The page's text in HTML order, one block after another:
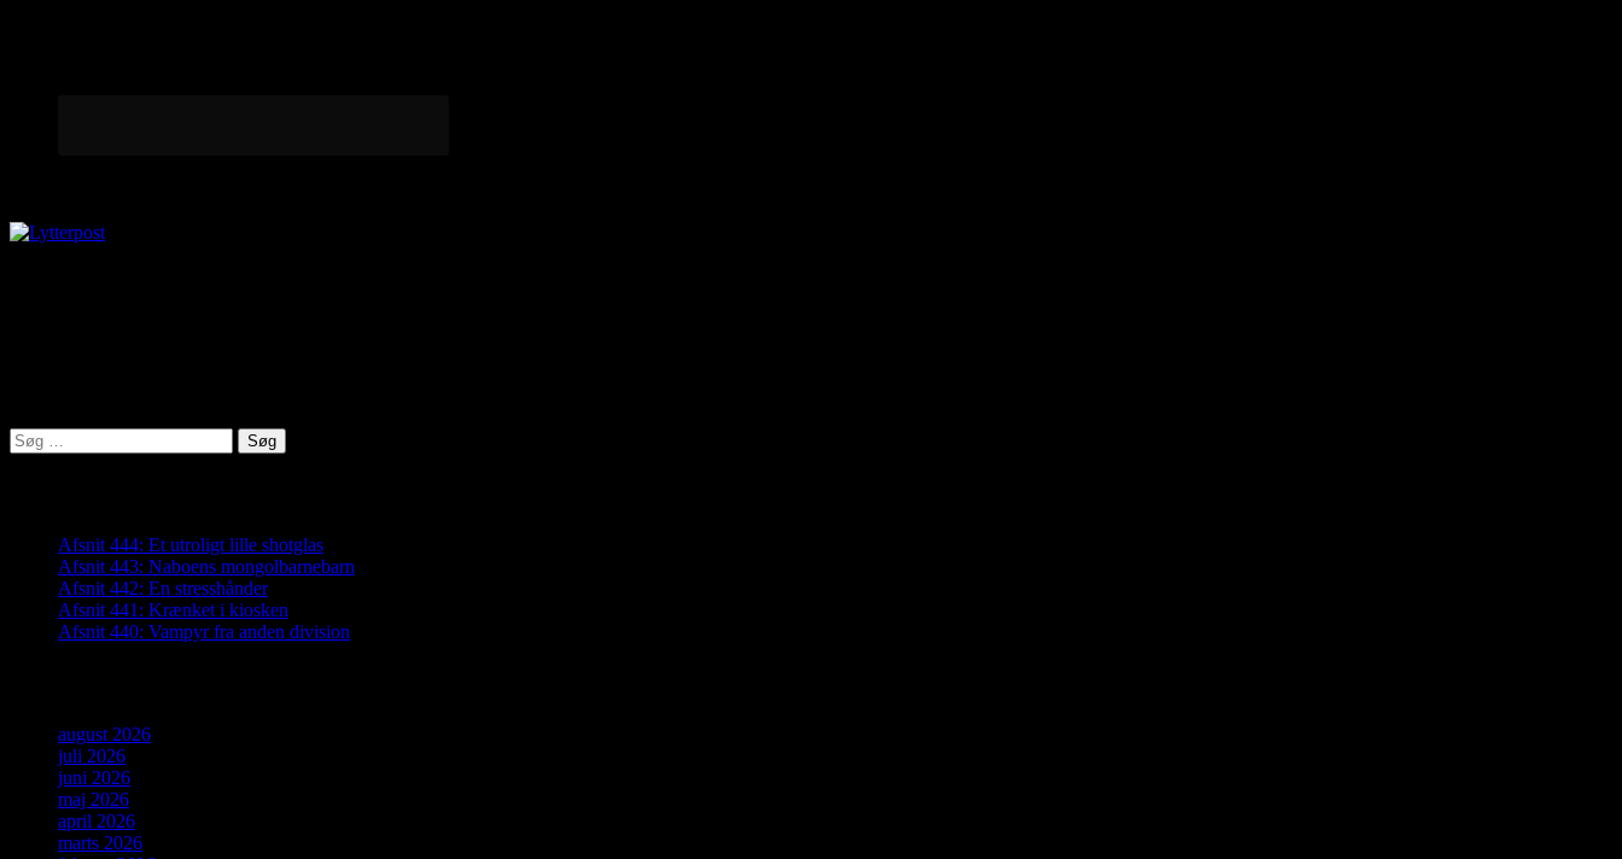
Søg
efter:
Afsnit 444: Et utroligt lille shotglas
Afsnit 443: Naboens mongolbarnebarn
Afsnit 442: En stresshånder
Afsnit 441: Krænket i kiosken
Afsnit 440: Vampyr fra anden division
august 2026
juli 2026
juni 2026
maj 2026
april 2026
marts 2026